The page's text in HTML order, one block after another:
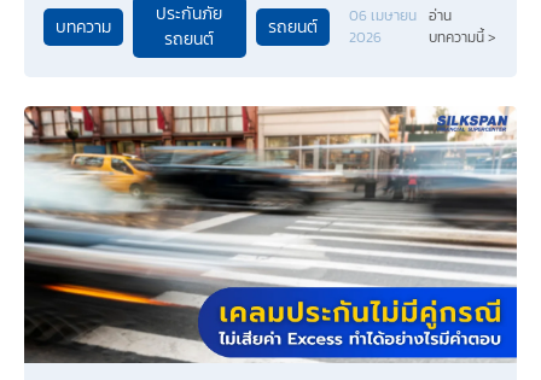
บทความ
ประกันภัย
รถยนต์
รถยนต์
06 เมษายน
2026
อ่าน
บทความนี้ >